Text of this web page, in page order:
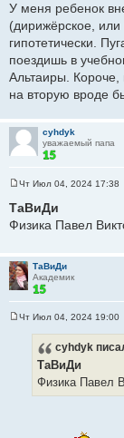
У меня ребенок
(дирижёрское,
гипотетически.
поездишь в
Альтаиры. Короче,
на вторую вроде
cyhdyk
уважаемый папа
о
б
н
и
е
Чт Июл 04, 2024 17:38
ТаВиДи
Физика Павел
ТаВиДи
Академик
Чт Июл 04, 2024 19:00
cyhdyk
ТаВиДи
Физика Павел